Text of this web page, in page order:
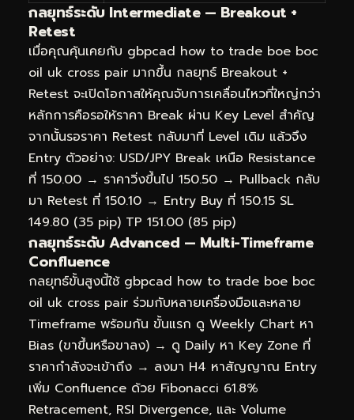
กลยุทธ์ระดับ Intermediate — Breakout +
Retest
เมื่อคุณคุ้นเคยกับ gbpcad how to trade boe boc
oil uk cross pair มากขึ้น กลยุทธ์ Breakout +
Retest จะเปิดโอกาสให้คุณจับการเคลื่อนไหวที่ใหญ่กว่า
หลักการคือรอให้ราคา Break ผ่าน Key Level สำคัญ
จากนั้นรอราคา Retest กลับมาที่ Level เดิม แล้วจึง
Entry ตัวอย่าง: USD/JPY Break เหนือ Resistance
ที่ 150.00 → ราคาวิ่งขึ้นไป 150.50 → Pullback กลับ
มา Retest ที่ 150.10 → Entry Buy ที่ 150.15 SL
149.80 (35 pip) TP 151.00 (85 pip)
กลยุทธ์ระดับ Advanced — Multi-Timeframe
Confluence
กลยุทธ์ขั้นสูงนี้ใช้ gbpcad how to trade boe boc
oil uk cross pair ร่วมกับหลายเครื่องมือและหลาย
Timeframe พร้อมกัน ขั้นแรก ดู Weekly Chart หา
Bias (ขาขึ้นหรือขาลง) → ดู Daily หา Key Zone ที่
ราคากำลังจะเข้าถึง → ลงมา H4 หาสัญญาณ Entry
เพิ่ม Confluence ด้วย Fibonacci 61.8%
Retracement, RSI Divergence, และ Volume